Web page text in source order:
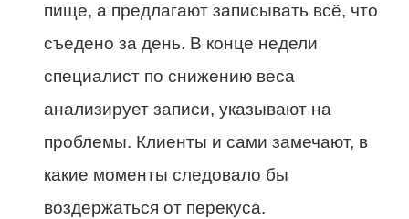
пище, а предлагают записывать всё, что
съедено за день. В конце недели
специалист по снижению веса
анализирует записи, указывают на
проблемы. Клиенты и сами замечают, в
какие моменты следовало бы
воздержаться от перекуса.